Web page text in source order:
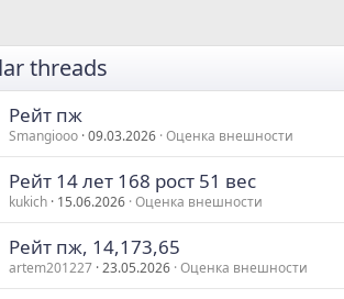
и
threads
Рейт пж
Smangiooo 09.03.2026 Оценка внешности
Рейт 14 лет 168 рост 51 вес
kukich 15.06.2026 Оценка внешности
Рейт пж, 14,173,65
artem201227 23.05.2026 Оценка внешности